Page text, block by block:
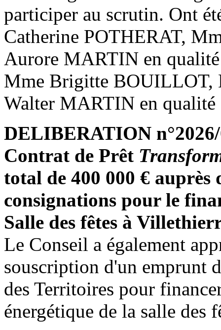
participer au scrutin. Ont
Catherine POTHERAT,
Aurore MARTIN en
Mme Brigitte BOUILLOT,
Walter MARTIN en qualité
DELIBERATION
Contrat de Prêt
total de 400 000 € auprès
consignations pour le
Salle des fêtes à
Le Conseil a également
souscription d'un emprunt
des Territoires pour
énergétique de la salle des